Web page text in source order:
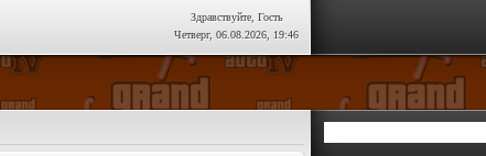
Здравствуйте, Гость
Четверг, 06.08.2026, 19:46